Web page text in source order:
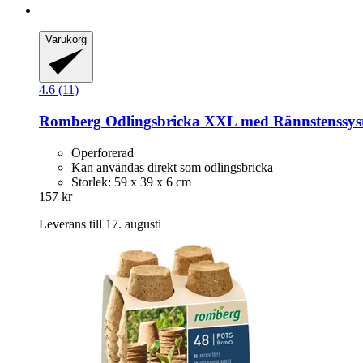
Varukorg
4.6 (11)
Romberg Odlingsbricka XXL med
Operforerad
Kan användas direkt som odlingsbricka
Storlek: 59 x 39 x 6 cm
157 kr
Leverans till 17. augusti